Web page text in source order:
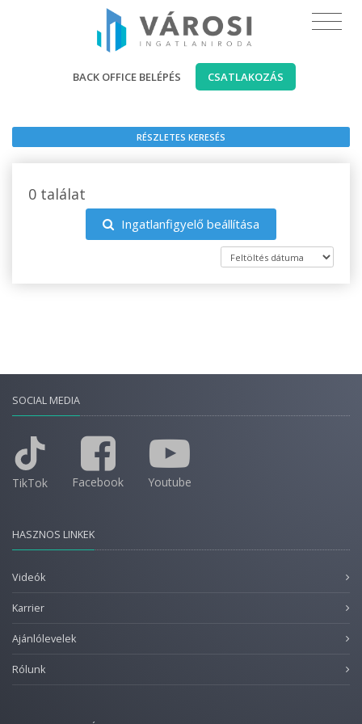
BACK OFFICE BELÉPÉS CSATLAKOZÁS
RÉSZLETES KERESÉS
0 találat
Ingatlanfigyelő beállítása
SOCIAL MEDIA
TikTok Facebook Youtube
HASZNOS LINKEK
Videók
Karrier
Ajánlólevelek
Rólunk